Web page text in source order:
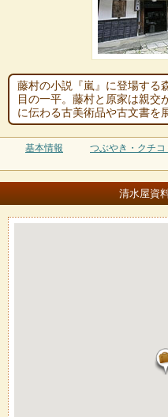
藤村の小説『嵐』に登場する
目の一平。藤村と原家は親交
に伝わる古美術品や古文書を
基本情報 つぶやき・クチコ
清水屋資